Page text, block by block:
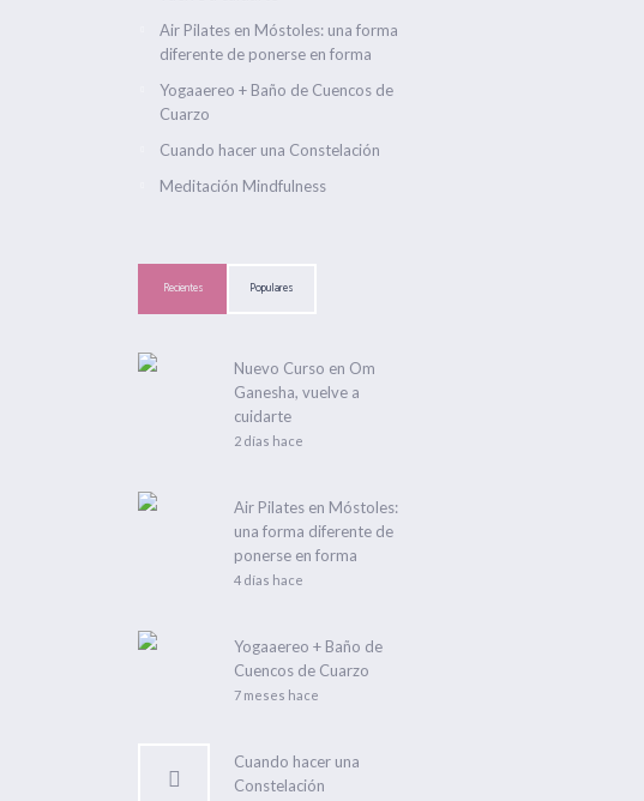
Air Pilates en Móstoles: una forma
diferente de ponerse en forma
Yogaaereo + Baño de Cuencos de
Cuarzo
Cuando hacer una Constelación
Meditación Mindfulness
Recientes Populares
Nuevo Curso en Om
Ganesha, vuelve a
cuidarte
2 días hace
Air Pilates en Móstoles:
una forma diferente de
ponerse en forma
4 días hace
Yogaaereo + Baño de
Cuencos de Cuarzo
7 meses hace
Cuando hacer una
Constelación